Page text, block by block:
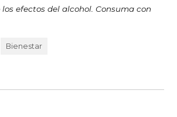
efectos del alcohol. Consuma con
Bienestar